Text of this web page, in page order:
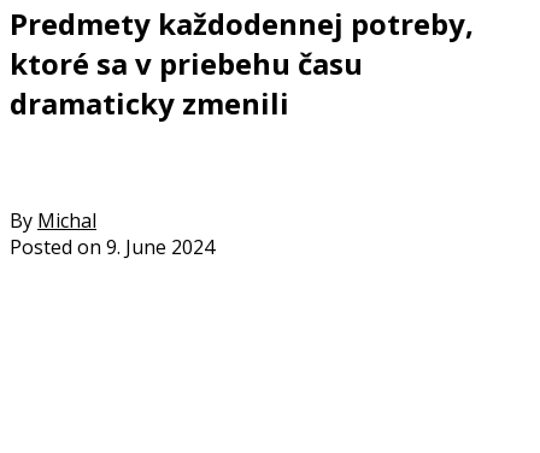
Predmety každodennej potreby,
ktoré sa v priebehu času
dramaticky zmenili
By Michal
Posted on 9. June 2024